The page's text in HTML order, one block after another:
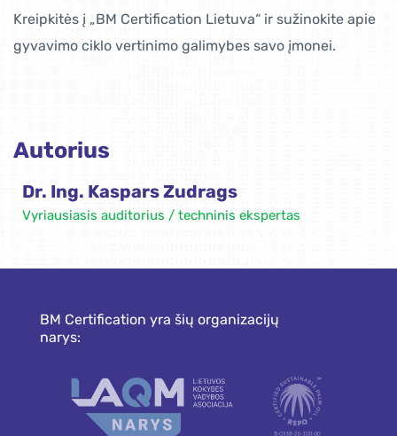
Kreipkitės į „BM Certification Lietuva“ ir sužinokite apie
gyvavimo ciklo vertinimo galimybes savo įmonei.
Autorius
Dr. Ing. Kaspars Zudrags
Vyriausiasis auditorius / techninis ekspertas
BM Certification yra šių organizacijų
narys: